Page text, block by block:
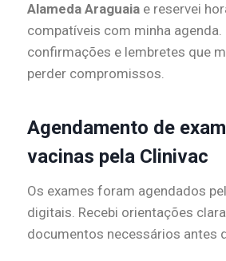
Alameda Araguaia e reservei
compatíveis com minha agenda.
confirmações e lembretes que
perder compromissos.
Agendamento de
vacinas pela Clinivac
Os exames foram agendados
digitais. Recebi orientações
documentos necessários antes